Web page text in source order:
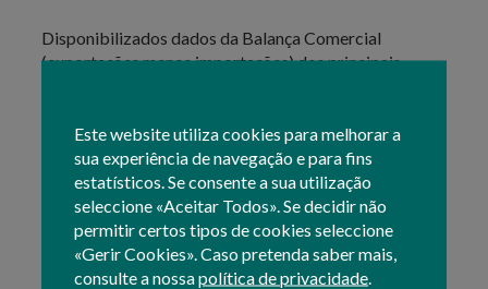
Este website utiliza cookies para melhorar a
sua experiência de navegação e para fins
estatísticos. Se consente a sua utilização
seleccione «Aceitar Todos». Se decidir não
permitir certos tipos de cookies seleccione
«Gerir Cookies». Caso pretenda saber mais,
consulte a nossapolítica de privacidade
Disponibilizados dados da Balança Comercial
(exportações menos importações) dos principais
Hortofrutícolas
Pecuária (e Carnes)
Vinho
Azeite
Cereais
Produtos da Floresta (e Cortiça; Madeira; Pasta
de madeira e Papel e cartão)